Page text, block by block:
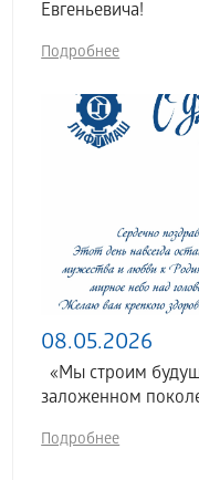
Евгеньевича!
Подробнее
08.05.2026
«Мы строим
заложенном
Подробнее